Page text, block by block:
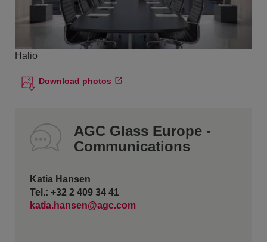
Halio
Download photos
AGC Glass Europe -
Communications
Katia Hansen
Tel.: +32 2 409 34 41
katia.hansen@agc.com